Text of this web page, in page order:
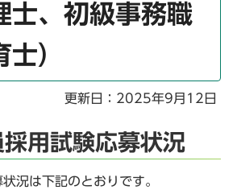
士、初級事務職
）
更新日：2025年9月12日
用試験応募状況
況は下記のとおりです。